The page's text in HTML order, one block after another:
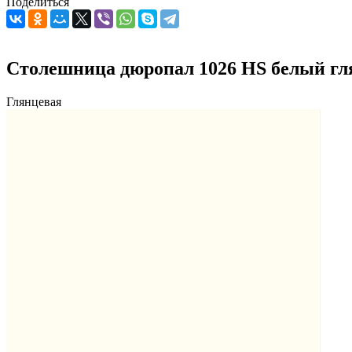
Столешница дюропал 1026 HS белый
Глянцевая